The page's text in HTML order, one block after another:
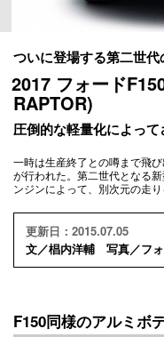
ついに登場する第二世
2017 フォード
RAPTOR)
圧倒的な軽量化によって
一時は生産終了との噂まで飛
が行われた。第二世代となる
ンジンによって、別次元の走り
更新日：2015.07.05
文／椙内洋輔 写真／フ
F150同様のアルミボ